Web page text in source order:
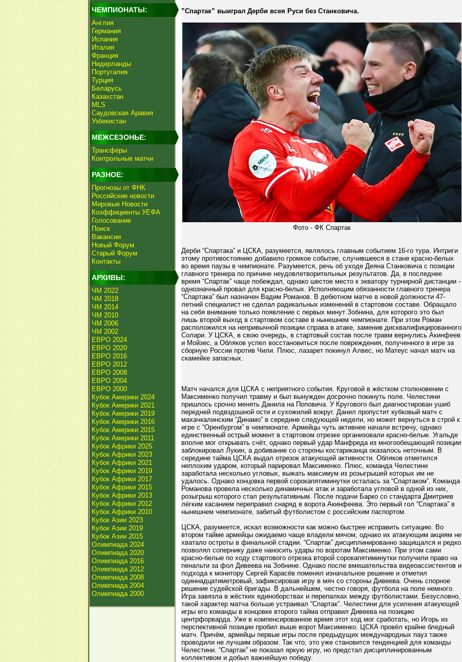
ЧЕМПИОНАТЫ:
Англия
Германия
Испания
Италия
Франция
Нидерланды
Португалия
Турция
Беларусь
Казахстан
MLS
Саудовская Аравия
Узбекистан
МЕЖСЕЗОНЬЕ:
Трансферы
Контрольные матчи
РАЗНОЕ:
Прогнозы от ФНК
Российские новости
Мировые Новости
Коэффициенты УЕФА
Голосование
Поиск
Вакансии
Новый Форум
Старый Форум
Контакты
АРХИВЫ:
ЧМ 2022
ЧМ 2018
ЧМ 2014
ЧМ 2010
ЧМ 2006
ЧМ 2002
ЕВРО 2024
ЕВРО 2020
ЕВРО 2016
ЕВРО 2012
ЕВРО 2008
ЕВРО 2004
ЕВРО 2000
Кубок Америки 2024
Кубок Америки 2021
Кубок Америки 2019
Кубок Америки 2016
Кубок Америки 2015
Кубок Америки 2011
Кубок Африки 2025
Кубок Африки 2023
Кубок Африки 2021
Кубок Африки 2019
Кубок Африки 2017
Кубок Африки 2015
Кубок Африки 2013
Кубок Африки 2012
Кубок Африки 2010
Кубок Азии 2023
Кубок Азии 2019
Кубок Азии 2015
Олимпиада 2024
Олимпиада 2020
Олимпиада 2016
Олимпиада 2012
Олимпиада 2008
Олимпиада 2004
Олимпиада 2000
”Спартак” выиграл Дерби всея Руси без Станковича.
Фото - ФК Спартак
Дерби “Спартака” и ЦСКА, разумеется, являлось главным событием 16-го тура. Интриги
этому противостоянию добавило громкое событие, случившееся в стане красно-белых
во время паузы в чемпионате. Разумеется, речь об уходе Деяна Станковича с позиции
главного тренера по причине неудовлетворительных результатов. Да, в последнее
время “Спартак” чаще побеждал, однако шестое место к экватору турнирной дистанции -
однозначный провал для красно-белых. Исполняющим обязанности главного тренера
“Спартака” был назначен Вадим Романов. В дебютном матче в новой должности 47-
летний специалист не сделал радикальных изменений в стартовом составе. Обращало
на себя внимание только появление с первых минут Зобнина, для которого это был
лишь второй выход в стартовом составе в нынешнем чемпионате. При этом Роман
расположился на непривычной позиции справа в атаке, заменив дисквалифицированного
Солари. У ЦСКА, в свою очередь, в стартовый состав после травм вернулись Акинфеев
и Мойзес, а Обляков успел восстановиться после повреждения, полученного в игре за
сборную России против Чили. Плюс, лазарет покинул Алвес, но Матеус начал матч на
скамейке запасных.
Матч начался для ЦСКА с неприятного события. Круговой в жёстком столкновении с
Максименко получил травму и был вынужден досрочно покинуть поле. Челестини
пришлось срочно менять Данила на Поповича. У Кругового был диагностирован ушиб
передней подвздошной ости и сухожилий вокруг. Данил пропустит кубковый матч с
махачкалинским “Динамо” в середине следующей недели, но может вернуться в строй к
игре с “Оренбургом” в чемпионате. Армейцы чуть активнее начали встречу, однако
единственный острый момент в стартовом отрезке организовали красно-белые. Угальде
вполне мог открывать счёт, однако первый удар Манфреда из многообещающей позиции
заблокировал Лукин, а добивание со стороны костариканца оказалось неточным. В
середине тайма ЦСКА выдал отрезок атакующей активности. Обляков отметился
неплохим ударом, который парировал Максименко. Плюс, команда Челестини
заработала несколько угловых, выжать максимум из розыгрышей которых им не
удалось. Однако концовка первой сорокапятиминутки осталась за “Спартаком”. Команда
Романова провела несколько динамичных атак и заработала угловой в одной из них,
розыгрыш которого стал результативным. После подачи Барко со стандарта Дмитриев
лёгким касанием переправил снаряд в ворота Акинфеева. Это первый гол “Спартака” в
нынешнем чемпионате, забитый футболистом с российским паспортом.
ЦСКА, разумеется, искал возможности как можно быстрее исправить ситуацию. Во
втором тайме армейцы ожидаемо чаще владели мячом, однако их атакующим акциям не
хватало остроты в финальной стадии. “Спартак” дисциплинированно защищался и редко
позволял сопернику даже наносить удары по воротам Максименко. При этом сами
красно-белые по ходу стартового отрезка второй сорокапятиминутки получили право на
пенальти за фол Дивеева на Зобнине. Однако после вмешательства видеоассистентов и
подхода к монитору Сергей Карасёв поменял изначальное решение и отметил
одиннадцатиметровый, зафиксировав игру в мяч со стороны Дивеева. Очень спорное
решение судейской бригады. В дальнейшем, честно говоря, футбола на поле немного.
Игра завязла в жёстких единоборствах и перепалках между футболистами. Безусловно,
такой характер матча больше устраивал “Спартак”. Челестини для усиления атакующей
игры его команды в концовке второго тайма отправил Дивеева на позицию
центрфорварда. Уже в компенсированное время этот ход мог сработать, но Игорь из
перспективной позиции пробил выше ворот Максименко. ЦСКА провёл крайне бледный
матч. Причём, армейцы первые игры после предыдущих международных пауз также
проводили не лучшим образом. Так что, это уже становится тенденцией для команды
Челестини. “Спартак” не показал яркую игру, но предстал дисциплинированным
коллективом и добыл важнейшую победу.